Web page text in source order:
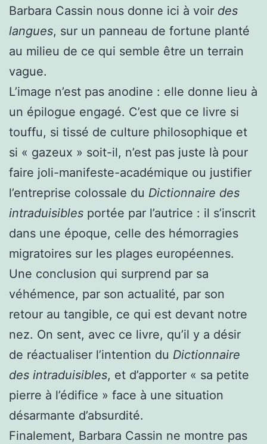
Barbara Cassin nous donne ici à voir des
langues, sur un panneau de fortune planté
au milieu de ce qui semble être un terrain
vague.
L’image n’est pas anodine : elle donne lieu à
un épilogue engagé. C’est que ce livre si
touffu, si tissé de culture philosophique et
si « gazeux » soit-il, n’est pas juste là pour
faire joli-manifeste-académique ou justifier
l’entreprise colossale du Dictionnaire des
intraduisibles portée par l’autrice : il s’inscrit
dans une époque, celle des hémorragies
migratoires sur les plages européennes.
Une conclusion qui surprend par sa
véhémence, par son actualité, par son
retour au tangible, ce qui est devant notre
nez. On sent, avec ce livre, qu’il y a désir
de réactualiser l’intention du Dictionnaire
des intraduisibles, et d’apporter « sa petite
pierre à l’édifice » face à une situation
désarmante d’absurdité.
Finalement, Barbara Cassin ne montre pas